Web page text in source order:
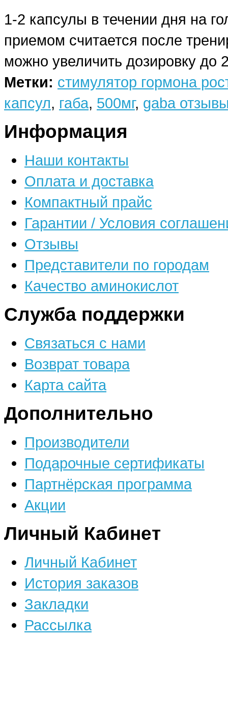
1-2 капсулы в течении дня на
приемом считается после
можно увеличить дозировку до
Метки: стимулятор гормона
капсул, габа, 500мг, gaba
Информация
Наши контакты
Оплата и доставка
Компактный прайс
Гарантии / Условия
Отзывы
Представители по городам
Качество аминокислот
Служба поддержки
Связаться с нами
Возврат товара
Карта сайта
Дополнительно
Производители
Подарочные сертификаты
Партнёрская программа
Акции
Личный Кабинет
Личный Кабинет
История заказов
Закладки
Рассылка